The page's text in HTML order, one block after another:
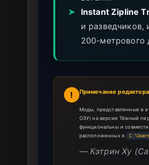
➤
Instant Zipline
и разведчиков,
200-метрового
! Примечание
Моды, представленные в
ОЗУ) на версии Тёмный
функциональны и
расположенных в
— Кэтрин Ху